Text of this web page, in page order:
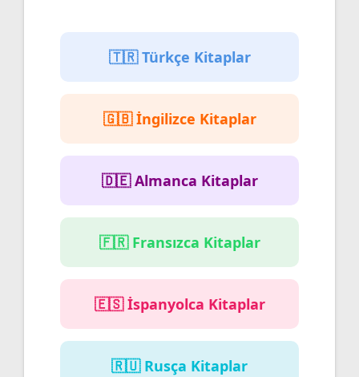
🇹🇷 Türkçe Kitaplar
🇬🇧 İngilizce Kitaplar
🇩🇪 Almanca Kitaplar
🇫🇷 Fransızca Kitaplar
🇪🇸 İspanyolca Kitaplar
🇷🇺 Rusça Kitaplar